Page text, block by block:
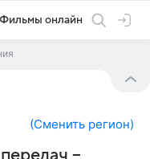
Фильмы онлайн
(Сменить регион)
–